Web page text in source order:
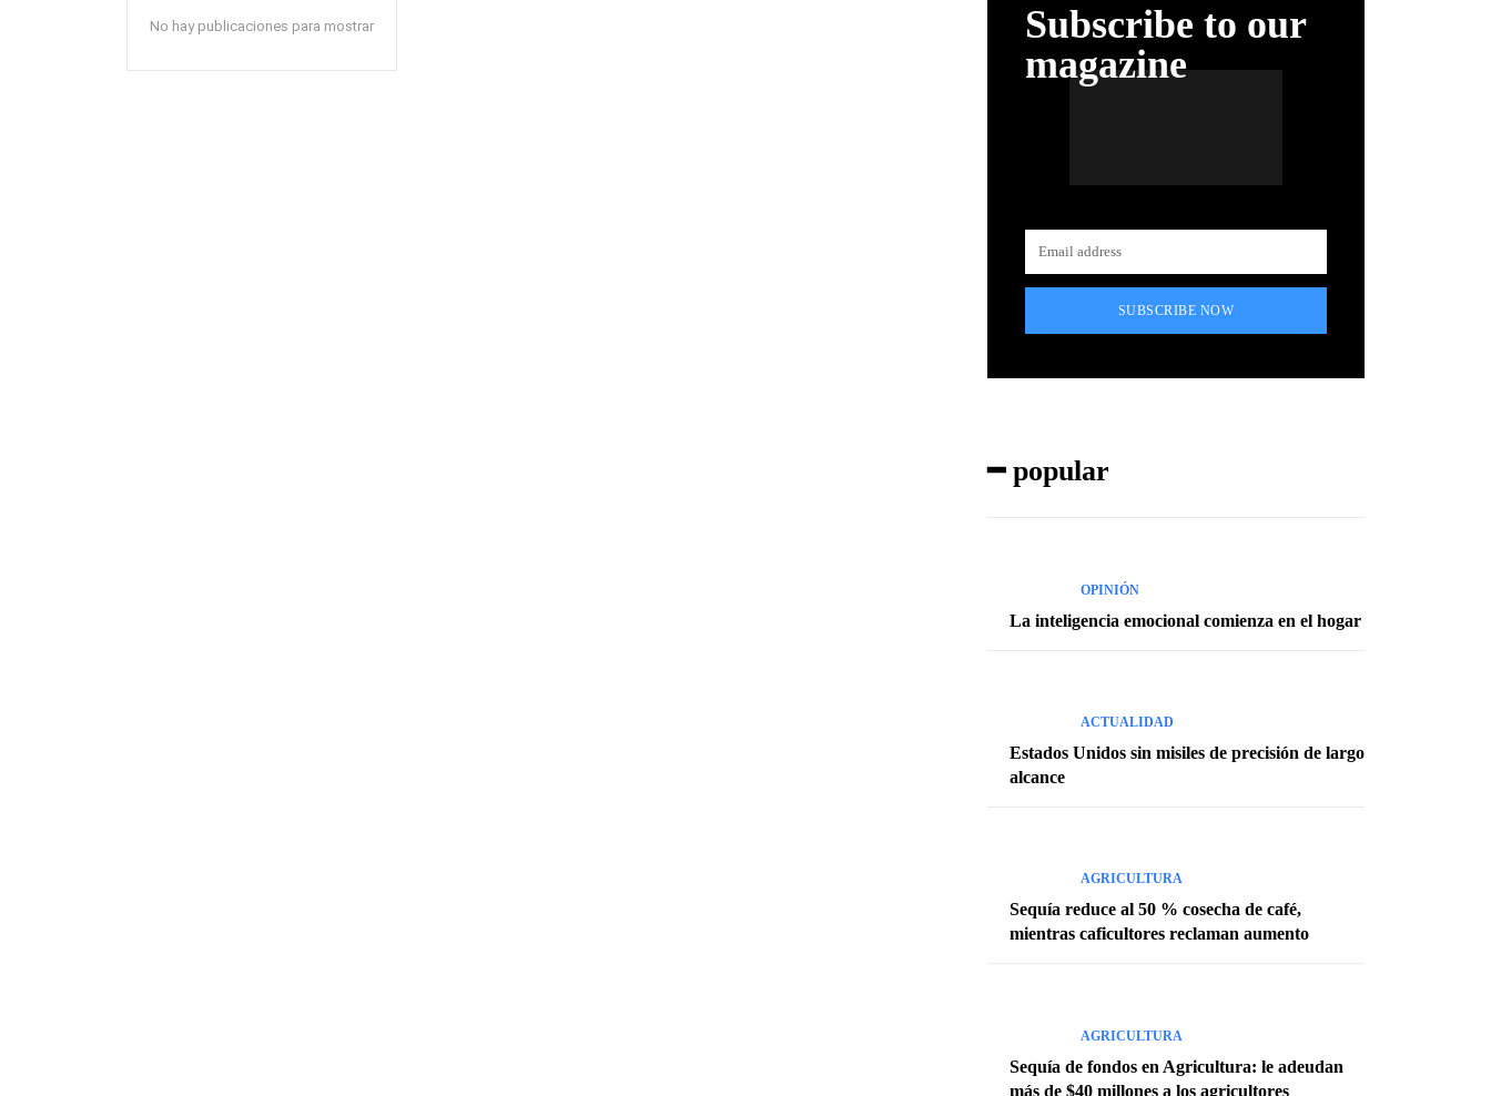
No hay publicaciones para mostrar
Subscribe to our
magazine
SUBSCRIBE NOW
━ popular
OPINIÓN
La inteligencia emocional comienza en el hogar
ACTUALIDAD
Estados Unidos sin misiles de precisión de largo
alcance
AGRICULTURA
Sequía reduce al 50 % cosecha de café,
mientras caficultores reclaman aumento
AGRICULTURA
Sequía de fondos en Agricultura: le adeudan
más de $40 millones a los agricultores